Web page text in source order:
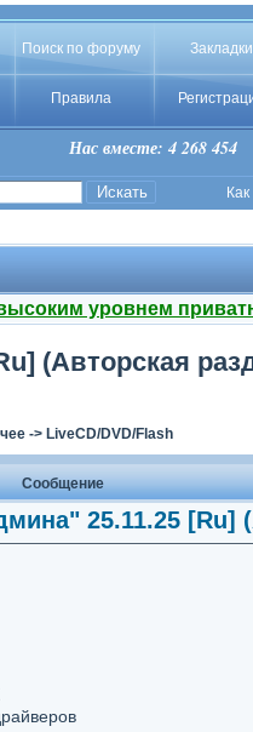
Поиск по форуму Закладки
Правила
Нас вместе: 4 268 454
уровнем
(Авторская
-> LiveCD/DVD/Flash
Сообщение
25.11.25 [Ru]